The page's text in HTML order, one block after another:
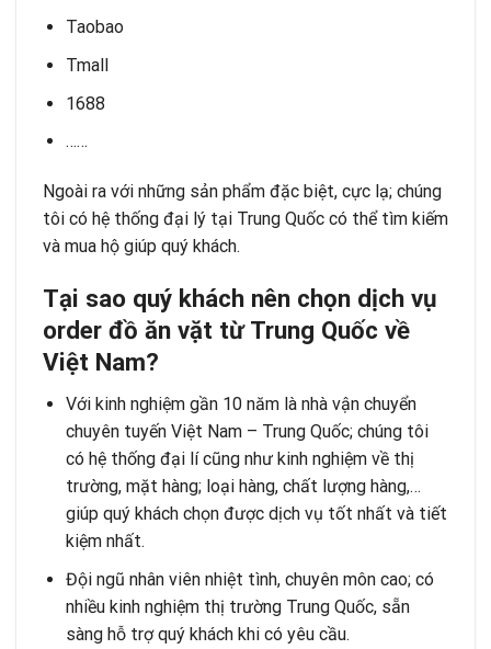
Taobao
Tmall
1688
……
Ngoài ra với những sản phẩm đặc biệt, cực lạ; chúng
tôi có hệ thống đại lý tại Trung Quốc có thể tìm kiếm
và mua hộ giúp quý khách.
Tại sao quý khách nên chọn dịch vụ
order đồ ăn vặt từ Trung Quốc về
Việt Nam?
Với kinh nghiệm gần 10 năm là nhà vận chuyển
chuyên tuyến Việt Nam – Trung Quốc; chúng tôi
có hệ thống đại lí cũng như kinh nghiệm về thị
trường, mặt hàng; loại hàng, chất lượng hàng,…
giúp quý khách chọn được dịch vụ tốt nhất và tiết
kiệm nhất.
Đội ngũ nhân viên nhiệt tình, chuyên môn cao; có
nhiều kinh nghiệm thị trường Trung Quốc, sẵn
sàng hỗ trợ quý khách khi có yêu cầu.